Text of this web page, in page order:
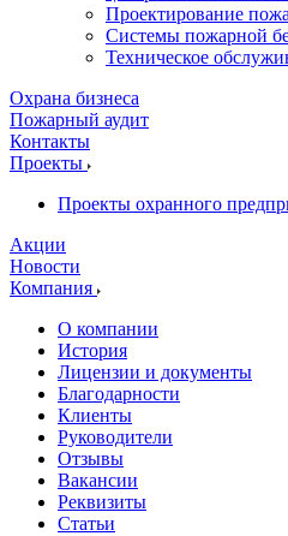
Проектирование
Системы пожарной
Техническое
Охрана бизнеса
Пожарный аудит
Контакты
Проекты
Проекты охранного
Акции
Новости
Компания
О компании
История
Лицензии и документы
Благодарности
Клиенты
Руководители
Отзывы
Вакансии
Реквизиты
Статьи